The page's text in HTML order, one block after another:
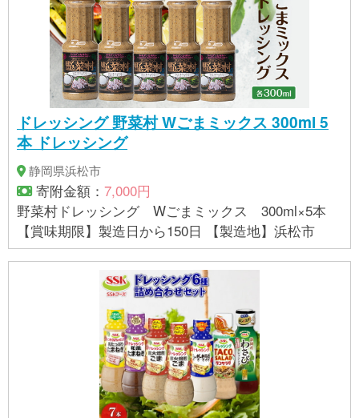
ドレッシング 野菜村 Wごまミックス 300ml 5
本 ドレッシング
静岡県浜松市
寄附金額： 7,000円
野菜村ドレッシング Wごまミックス 300ml×5本
【賞味期限】製造日から150日 【製造地】浜松市